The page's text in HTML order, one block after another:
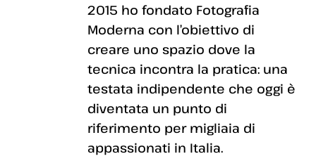
2015 ho fondato Fotografia
Moderna con l’obiettivo di
creare uno spazio dove la
tecnica incontra la pratica: una
testata indipendente che oggi è
diventata un punto di
riferimento per migliaia di
appassionati in Italia.